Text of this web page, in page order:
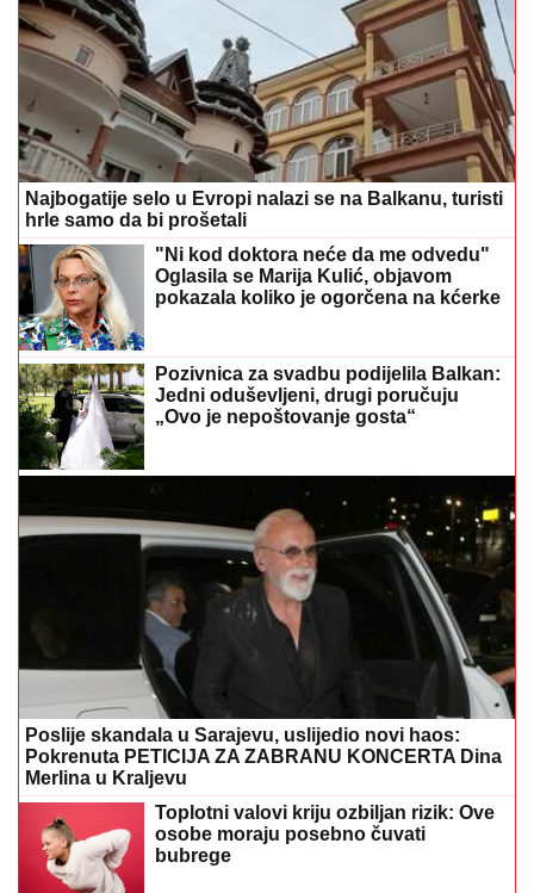
Najbogatije selo u Evropi nalazi se na Balkanu, turisti
hrle samo da bi prošetali
"Ni kod doktora neće da me odvedu"
Oglasila se Marija Kulić, objavom
pokazala koliko je ogorčena na kćerke
Pozivnica za svadbu podijelila Balkan:
Jedni oduševljeni, drugi poručuju
„Ovo je nepoštovanje gosta“
Poslije skandala u Sarajevu, uslijedio novi haos:
Pokrenuta PETICIJA ZA ZABRANU KONCERTA Dina
Merlina u Kraljevu
Toplotni valovi kriju ozbiljan rizik: Ove
osobe moraju posebno čuvati
bubrege